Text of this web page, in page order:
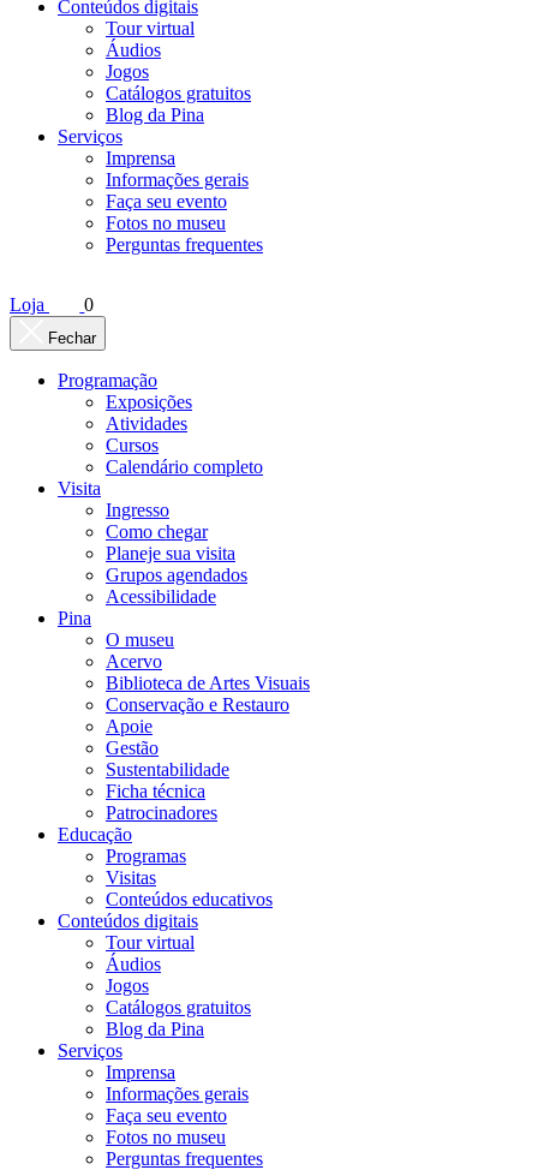
Conteúdos digitais
Tour virtual
Áudios
Jogos
Catálogos gratuitos
Blog da Pina
Serviços
Imprensa
Informações gerais
Faça seu evento
Fotos no museu
Perguntas frequentes
Loja 0
Fechar
Programação
Exposições
Atividades
Cursos
Calendário completo
Visita
Ingresso
Como chegar
Planeje sua visita
Grupos agendados
Acessibilidade
Pina
O museu
Acervo
Biblioteca de Artes Visuais
Conservação e Restauro
Apoie
Gestão
Sustentabilidade
Ficha técnica
Patrocinadores
Educação
Programas
Visitas
Conteúdos educativos​
Conteúdos digitais
Tour virtual
Áudios
Jogos
Catálogos gratuitos
Blog da Pina
Serviços
Imprensa
Informações gerais
Faça seu evento
Fotos no museu
Perguntas frequentes